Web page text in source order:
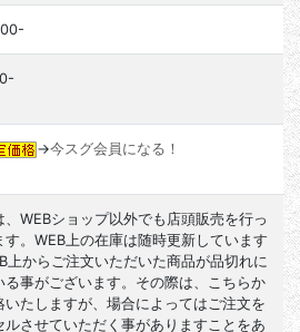
→今スグ会員になる！
、WEBショップ以外でも店頭販売を行っ
す。WEB上の在庫は随時更新しています
上からご注文いただいた商品が品切れに
る事がございます。その際は、こちらか
いたしますが、場合によってはご注文を
ルさせていただく事がありますことをあ